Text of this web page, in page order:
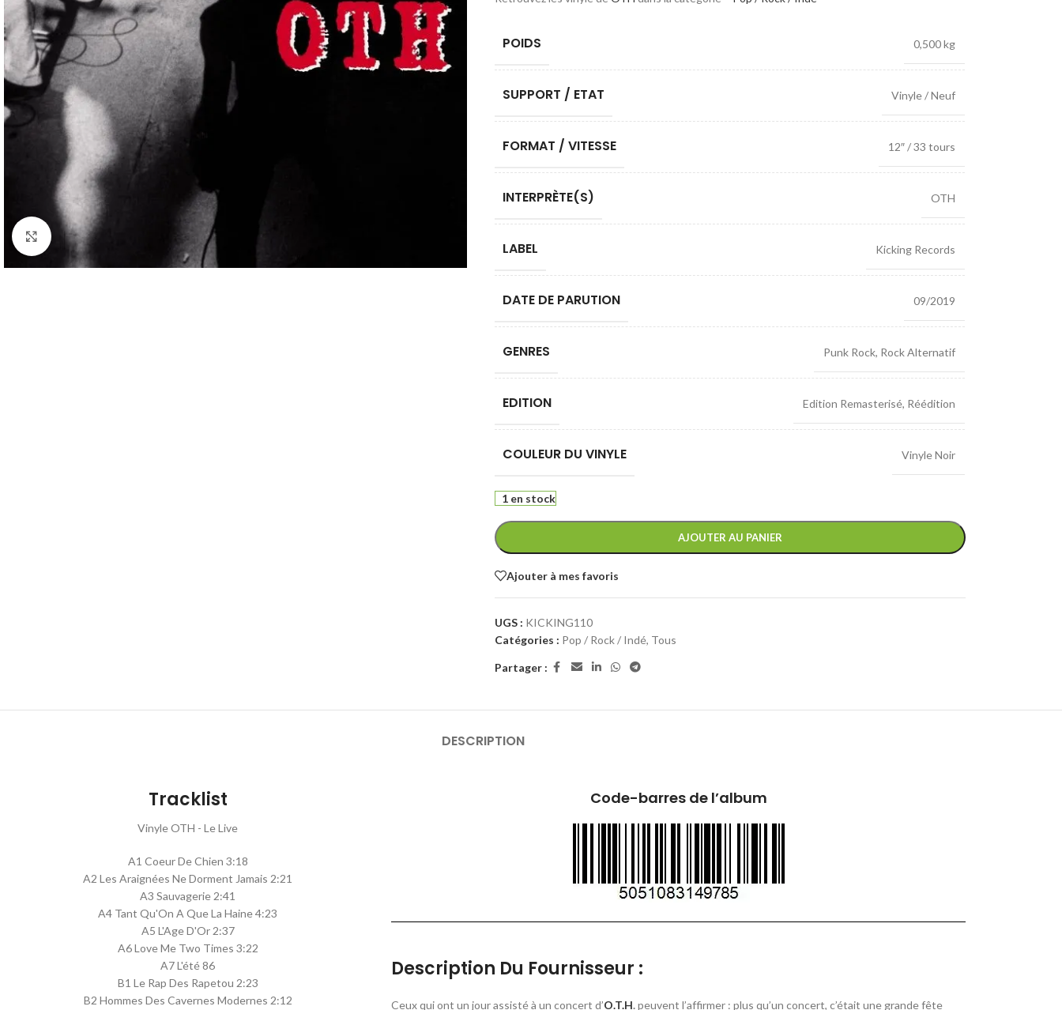
Cliquez pour agrandir
POIDS 0,500 kg
SUPPORT / ETAT Vinyle / Neuf
FORMAT / VITESSE 12″ / 33 tours
INTERPRÈTE(S) OTH
LABEL Kicking Records
DATE DE PARUTION 09/2019
GENRES Punk Rock, Rock Alternatif
EDITION Edition Remasterisé, Réédition
COULEUR DU VINYLE Vinyle Noir
1 en stock
AJOUTER AU PANIER
Ajouter à mes favoris
UGS : KICKING110
Catégories : Pop / Rock / Indé, Tous
Partager :
DESCRIPTION
Tracklist
Vinyle OTH - Le Live
A1 Coeur De Chien 3:18
A2 Les Araignées Ne Dorment Jamais 2:21
A3 Sauvagerie 2:41
A4 Tant Qu'On A Que La Haine 4:23
A5 L'Age D'Or 2:37
A6 Love Me Two Times 3:22
A7 L'été 86
B1 Le Rap Des Rapetou 2:23
B2 Hommes Des Cavernes Modernes 2:12
Code-barres de l’album
Description Du Fournisseur :
Ceux qui ont un jour assisté à un concert d’O.T.H.peuvent l’affirmer : plus qu’un concert, c’était une grande fête